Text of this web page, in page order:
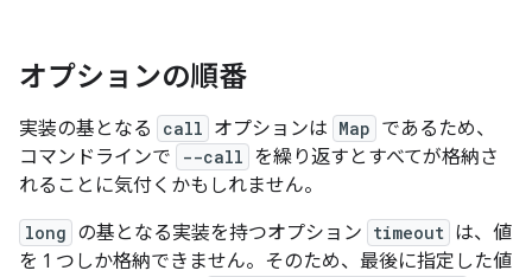
オプションの順番
実装の基となる call オプションは Map であるため、
コマンドラインで
--call を繰り返すとすべてが格納さ
れることに気付くかもしれません。
long の基となる実装を持つオプション timeout は、値
を 1 つしか格納できません。そのため、最後に指定した値